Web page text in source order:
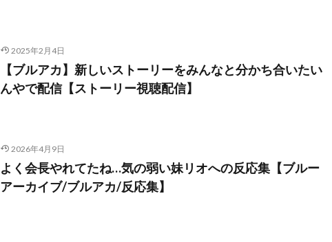
2025年2月4日
【ブルアカ】新しいストーリーをみんなと分かち合いたい
んやで配信【ストーリー視聴配信】
2026年4月9日
よく会長やれてたね…気の弱い妹リオへの反応集【ブルー
アーカイブ/ブルアカ/反応集】